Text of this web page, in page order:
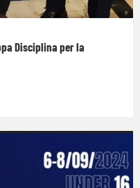
Disciplina per la